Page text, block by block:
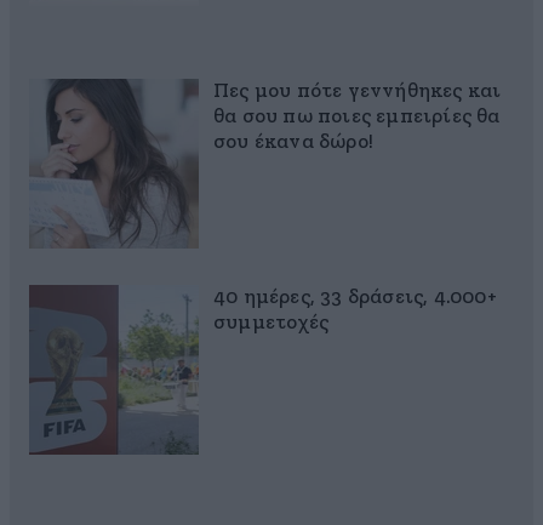
Πες μου πότε γεννήθηκες και
θα σου πω ποιες εμπειρίες θα
σου έκανα δώρο!
40 ημέρες, 33 δράσεις, 4.000+
συμμετοχές